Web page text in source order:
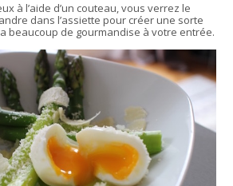
à l’aide d’un couteau, vous verrez le
dans l’assiette pour créer une sorte
beaucoup de gourmandise à votre entrée.